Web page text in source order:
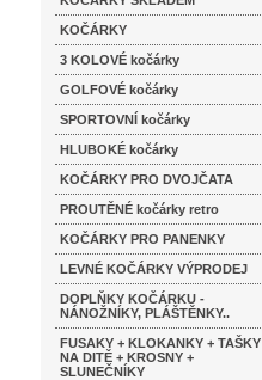
KOČÁRKY
3 KOLOVÉ kočárky
GOLFOVÉ kočárky
SPORTOVNÍ kočárky
HLUBOKÉ kočárky
KOČÁRKY PRO DVOJČATA
PROUTĚNÉ kočárky retro
KOČÁRKY PRO PANENKY
LEVNÉ KOČÁRKY VÝPRODEJ
DOPLŇKY KOČÁRKU -
NÁNOŽNÍKY, PLÁŠTĚNKY..
FUSAKY + KLOKANKY + TAŠKY
NA DITĚ + KROSNY +
SLUNEČNÍKY